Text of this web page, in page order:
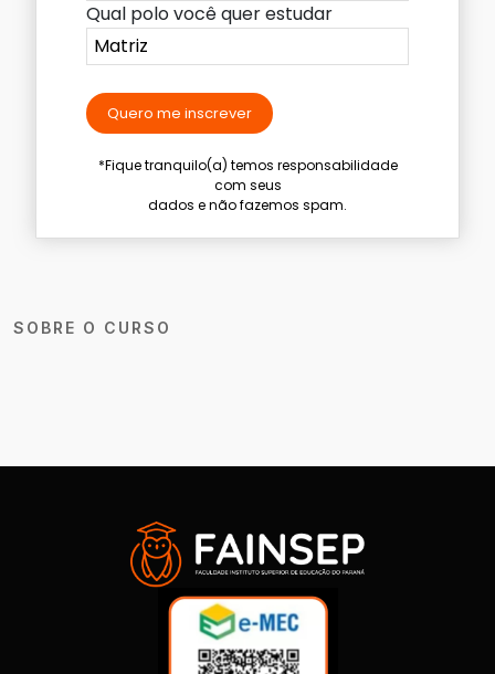
SOBRE O CURSO
Qual polo você quer estudar
Quero me inscrever
*Fique tranquilo(a) temos responsabilidade
com seus
dados e não fazemos spam.